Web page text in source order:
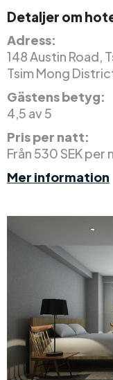
Detaljer om
Adress:
148 Austin Road,
Tsim Mong
Gästens betyg:
4,5 av 5
Pris per natt:
Från 530 SEK per
Mer information